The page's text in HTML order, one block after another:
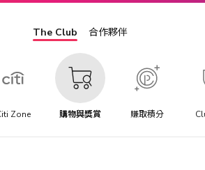
The Club 合作夥伴
Zone 購物與獎賞 賺取積分